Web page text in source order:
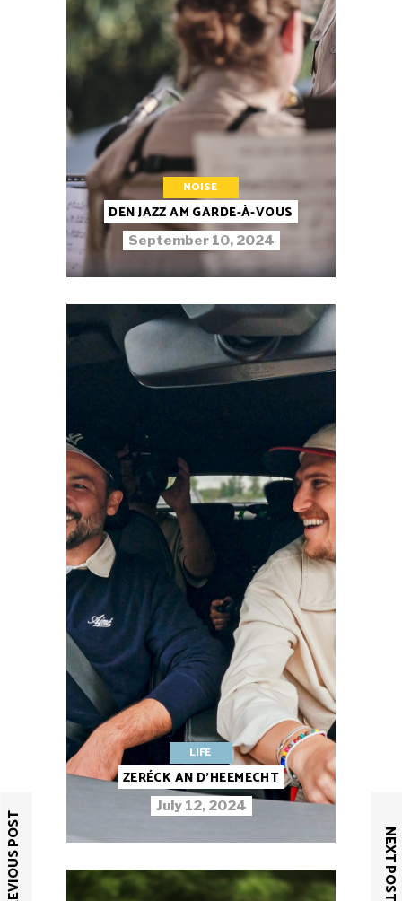
PREVIOUS POST NEXT POST
NOISE
DEN JAZZ AM GARDE-À-VOUS
September 10, 2024
LIFE
ZERÉCK AN D’HEEMECHT
July 12, 2024